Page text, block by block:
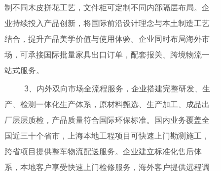
制不同木皮拼花工艺，文件柜可定制不同内部隔层布局。企
业持续投入产品创新，将国际前沿设计理念与本土制造工艺
结合，提升产品美学价值与使用体验。企业同时布局海外市
场，可承接国际批量家具出口订单，配套报关、跨境物流一
站式服务。
3、内外双向市场全流程服务，企业搭建完整研发、生
产、检测一体化生产体系，原材料甄选、生产加工、成品出
厂层层质检，产品质量符合国际环保标准。国内业务覆盖全
国近三十个省市，上海本地工程项目可快速上门勘测施工，
跨省项目提供整车物流配送服务。企业建立标准化售后体
系，本地客户享受快速上门检修服务，海外客户提供远程调